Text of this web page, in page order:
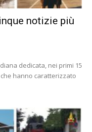
notizie più
dedicata, nei primi 15
hanno caratterizzato